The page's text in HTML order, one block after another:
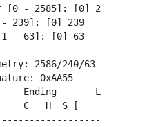
- 2585]: [0] 2585
239]: [0] 239
- 63]: [0] 63
2586/240/63
0xAA55
Ending       LBA Info:
C   H  S [